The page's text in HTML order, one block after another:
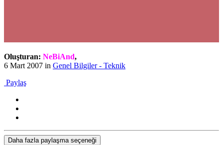
Oluşturan: NeBiAnd,
6 Mart 2007 in Genel Bilgiler - Teknik
Paylaş
Daha fazla paylaşma seçeneği